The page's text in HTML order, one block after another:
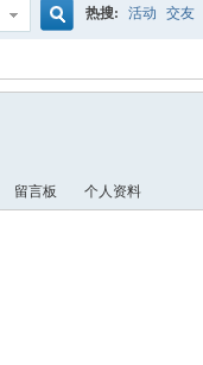
热搜: 活动 交友
留言板 个人资料